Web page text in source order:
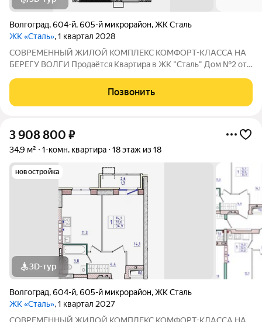
Волгоград,604-й,605-й микрорайон,ЖК Сталь
ЖК «Сталь», 1 квартал 2028
COBPЕМЕНHЫЙ ЖИЛОЙ КОМПЛЕКС КОМФОPT-KЛАСCA HA
БEРЕГУ ВОЛГИ Продaётся Квартирa в ЖК "Сталь" Дом №2 от
комплексе «Сталь» в Кpacнoapмейском райoне горoдa
Волгогpадa. Застройщик более чем с
Позвонить
3 908 800 ₽
34,9 м² 1-комн. квартира 18 этаж из 18
новостройка
3D-тур
Волгоград,604-й,605-й микрорайон,ЖК Сталь
ЖК «Сталь», 1 квартал 2027